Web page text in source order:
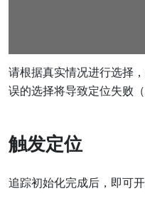
请根据真实情况进行选择
误的选择将导致定位失败
触发定位
追踪初始化完成后，即可开